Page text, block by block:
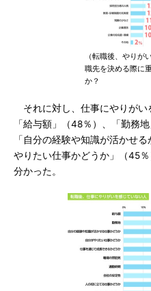
（転職後、やりが
職先を決める際に
か？
それに対し、仕事にやりがい
「給与額」（48％）、「勤務
「自分の経験や知識が活かせ
やりたい仕事かどうか」（45
分かった。